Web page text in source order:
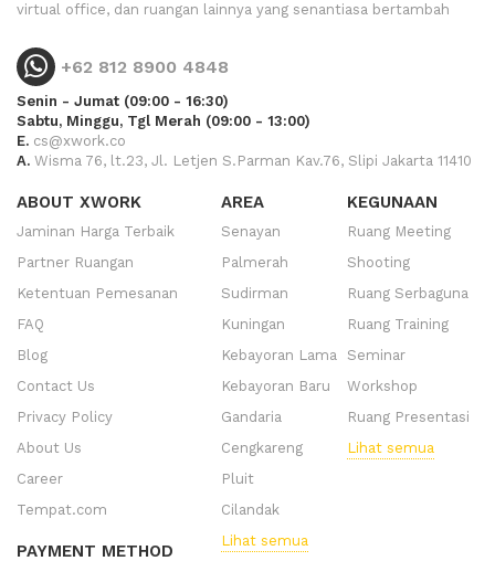
virtual office, dan ruangan lainnya yang senantiasa bertambah
+62 812 8900 4848
Senin - Jumat (09:00 - 16:30)
Sabtu, Minggu, Tgl Merah (09:00 - 13:00)
E. cs@xwork.co
A. Wisma 76, lt.23, Jl. Letjen S.Parman Kav.76, Slipi Jakarta 11410
ABOUT XWORK
Jaminan Harga Terbaik
Partner Ruangan
Ketentuan Pemesanan
FAQ
Blog
Contact Us
Privacy Policy
About Us
Career
Tempat.com
PAYMENT METHOD
AREA
Senayan
Palmerah
Sudirman
Kuningan
Kebayoran Lama
Kebayoran Baru
Gandaria
Cengkareng
Pluit
Cilandak
Lihat semua
KEGUNAAN
Ruang Meeting
Shooting
Ruang Serbaguna
Ruang Training
Seminar
Workshop
Ruang Presentasi
Lihat semua